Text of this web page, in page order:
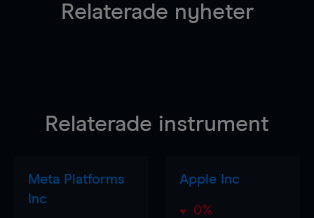
Relaterade nyheter
Relaterade instrument
Meta Platforms
Inc
Apple Inc
0%